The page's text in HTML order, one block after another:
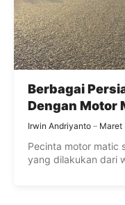
Berbagai
Dengan Motor
Irwin Andriyanto Maret
Pecinta motor matic
yang dilakukan dari